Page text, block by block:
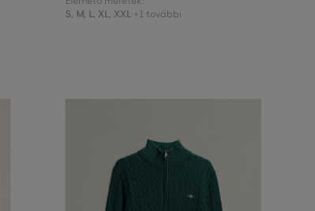
S, M, L, XL, XXL +1 további